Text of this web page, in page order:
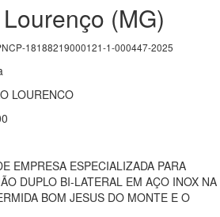
(MG)
18188219000121-1-000447-2025
LOURENCO
EMPRESA ESPECIALIZADA PARA
DUPLO BI-LATERAL EM AÇO INOX NA
BOM JESUS DO MONTE E O